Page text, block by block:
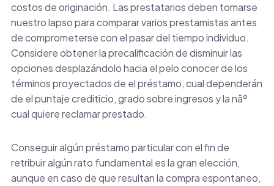
costos de originación. Las prestatarios deben tomarse
nuestro lapso para comparar varios prestamistas antes
de comprometerse con el pasar del tiempo individuo.
Considere obtener la precalificación de disminuir las
opciones desplazándolo hacia el pelo conocer de los
términos proyectados de el préstamo, cual dependerán
de el puntaje crediticio, grado sobre ingresos y la nâº
cual quiere reclamar prestado.
Conseguir algún préstamo particular con el fin de
retribuir algún rato fundamental es la gran elección,
aunque en caso de que resultan la compra espontaneo,